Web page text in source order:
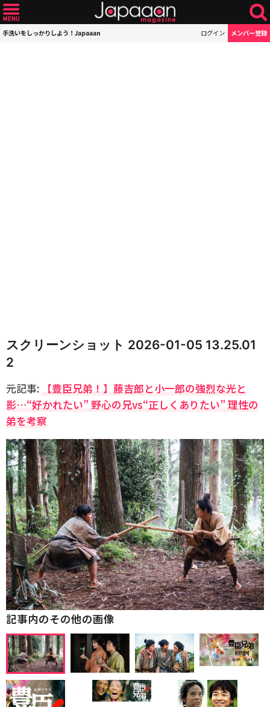
手洗いをしっかりしよう！Japaaan ログイン メンバー登録
スクリーンショット 2026-01-05 13.25.01
2
元記事: 【豊臣兄弟！】藤吉郎と小一郎の強烈な光と
影…“好かれたい” 野心の兄vs“正しくありたい” 理性の
弟を考察
記事内のその他の画像